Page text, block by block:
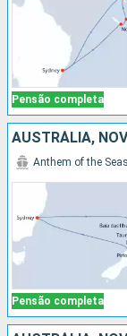
Pensão completa
AUSTRÁLIA,
Pensão completa
Anthem of the Seas